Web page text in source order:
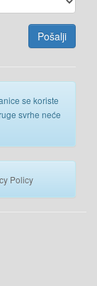
se koriste
svrhe neće
Policy